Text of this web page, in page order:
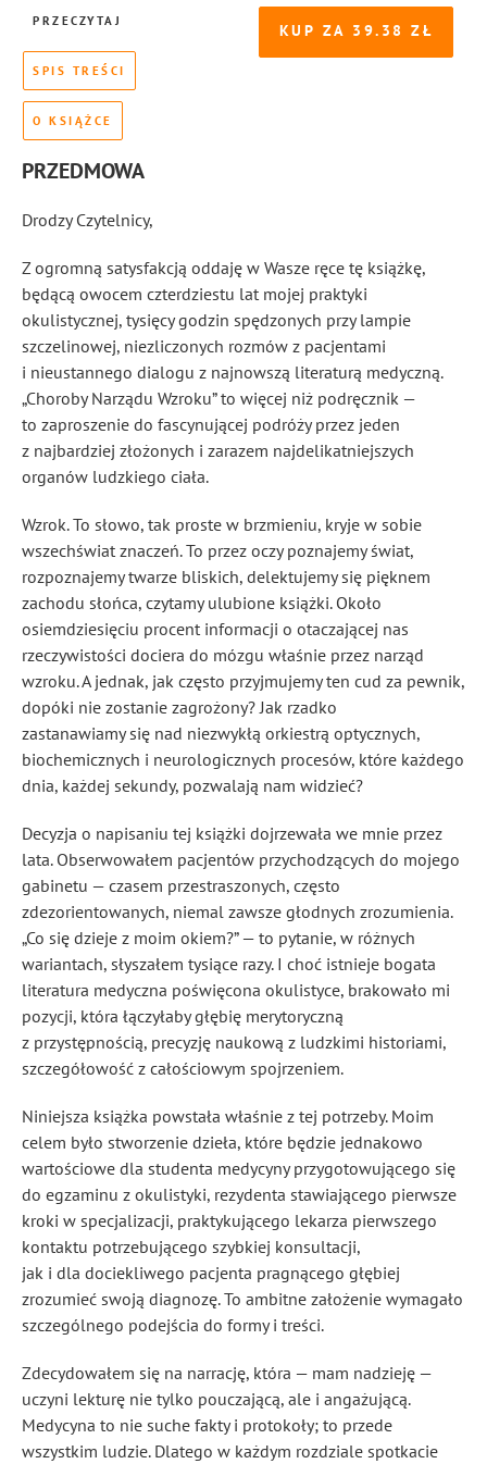
KUP ZA 39.38
PRZECZYTAJ
SPIS TREŚCI
O KSIĄŻCE
PRZEDMOWA
Drodzy Czytelnicy,
Z ogromną satysfakcją oddaję w Wasze ręce tę książkę,
będącą owocem czterdziestu lat mojej praktyki
okulistycznej, tysięcy godzin spędzonych przy lampie
szczelinowej, niezliczonych rozmów z pacjentami
i nieustannego dialogu z najnowszą literaturą medyczną.
„Choroby Narządu Wzroku” to więcej niż podręcznik —
to zaproszenie do fascynującej podróży przez jeden
z najbardziej złożonych i zarazem najdelikatniejszych
organów ludzkiego ciała.
Wzrok. To słowo, tak proste w brzmieniu, kryje w sobie
wszechświat znaczeń. To przez oczy poznajemy świat,
rozpoznajemy twarze bliskich, delektujemy się pięknem
zachodu słońca, czytamy ulubione książki. Około
osiemdziesięciu procent informacji o otaczającej nas
rzeczywistości dociera do mózgu właśnie przez narząd
wzroku. A jednak, jak często przyjmujemy ten cud za pewnik,
dopóki nie zostanie zagrożony? Jak rzadko
zastanawiamy się nad niezwykłą orkiestrą optycznych,
biochemicznych i neurologicznych procesów, które każdego
dnia, każdej sekundy, pozwalają nam widzieć?
Decyzja o napisaniu tej książki dojrzewała we mnie przez
lata. Obserwowałem pacjentów przychodzących do mojego
gabinetu — czasem przestraszonych, często
zdezorientowanych, niemal zawsze głodnych zrozumienia.
„Co się dzieje z moim okiem?” — to pytanie, w różnych
wariantach, słyszałem tysiące razy. I choć istnieje bogata
literatura medyczna poświęcona okulistyce, brakowało mi
pozycji, która łączyłaby głębię merytoryczną
z przystępnością, precyzję naukową z ludzkimi historiami,
szczegółowość z całościowym spojrzeniem.
Niniejsza książka powstała właśnie z tej potrzeby. Moim
celem było stworzenie dzieła, które będzie jednakowo
wartościowe dla studenta medycyny przygotowującego się
do egzaminu z okulistyki, rezydenta stawiającego pierwsze
kroki w specjalizacji, praktykującego lekarza pierwszego
kontaktu potrzebującego szybkiej konsultacji,
jak i dla dociekliwego pacjenta pragnącego głębiej
zrozumieć swoją diagnozę. To ambitne założenie wymagało
szczególnego podejścia do formy i treści.
Zdecydowałem się na narrację, która — mam nadzieję —
uczyni lekturę nie tylko pouczającą, ale i angażującą.
Medycyna to nie suche fakty i protokoły; to przede
wszystkim ludzie. Dlatego w każdym rozdziale spotkacie